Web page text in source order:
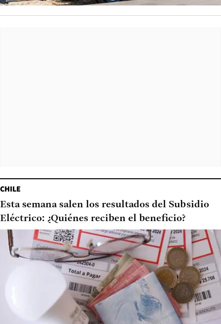
CHILE
Esta semana salen los resultados del Subsidio
Eléctrico: ¿Quiénes reciben el beneficio?